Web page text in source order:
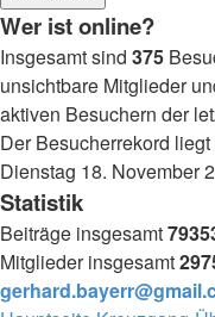
Wer ist online?
Insgesamt sind 375
unsichtbare Mitglieder
aktiven Besuchern der
Der Besucherrekord liegt
Dienstag 18. November
Statistik
Beiträge insgesamt
Mitglieder insgesamt